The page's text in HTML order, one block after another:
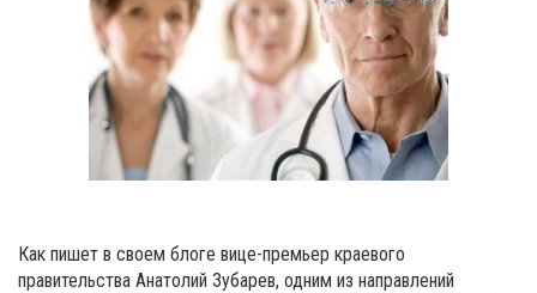
Как пишет в своем блоге вице-премьер краевого
правительства Анатолий Зубарев, одним из направлений